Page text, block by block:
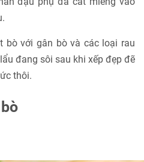
bò với gân bò và các loại rau
đang sôi sau khi xếp đẹp đẽ
thôi.